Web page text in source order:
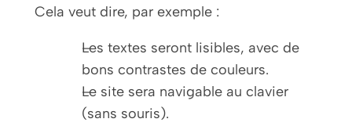
Cela veut dire, par exemple :
Les textes seront lisibles, avec de
bons contrastes de couleurs.
Le site sera navigable au clavier
(sans souris).